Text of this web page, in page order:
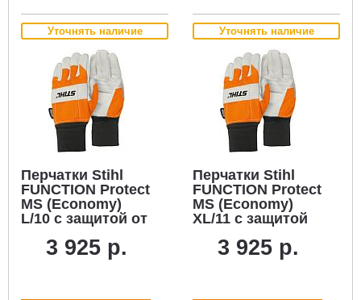
Уточнять наличие
Перчатки Stihl
FUNCTION Protect
MS (Economy)
L/10 с защитой от
(воловья кожа/
3 925 р.
Уточнять наличие
Перчатки Stihl
FUNCTION Protect
MS (Economy)
XL/11 с защитой
(воловья кожа/
3 925 р.